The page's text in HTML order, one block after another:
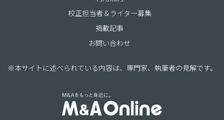
校正担当者＆ライター募集
掲載記事
お問い合わせ
※本サイトに述べられている内容は、専門家、執筆者の見解です。